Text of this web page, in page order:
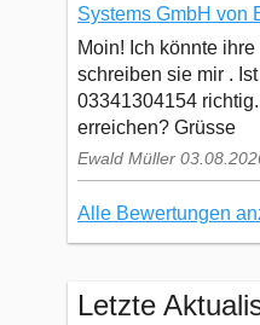
Systems GmbH von
Moin! Ich könnte
schreiben sie mir .
03341304154
erreichen? Grüsse
Ewald Müller
Alle Bewertungen
Letzte